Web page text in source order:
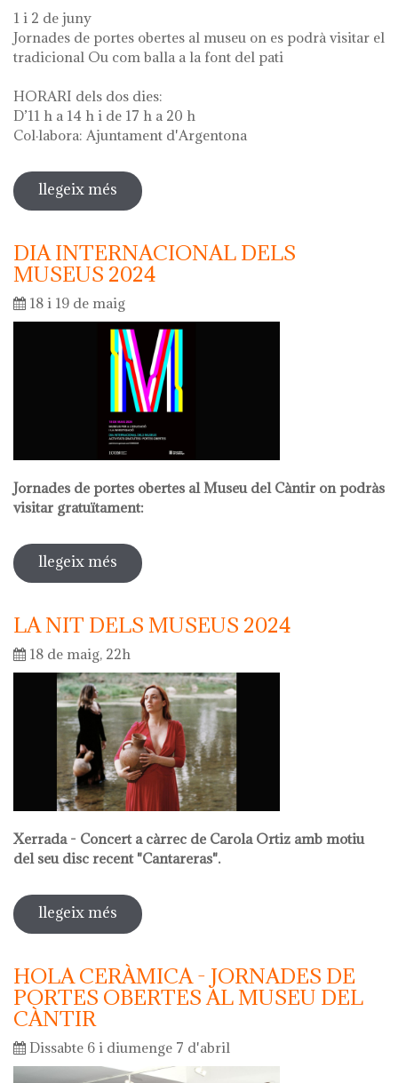
1 i 2 de juny
Jornades de portes obertes al museu on es podrà visitar el
tradicional Ou com balla a la font del pati
HORARI dels dos dies:
D’11 h a 14 h i de 17 h a 20 h
Col·labora: Ajuntament d'Argentona
llegeix més sobre diada de la flor - l'ou com balla
a la font
DIA INTERNACIONAL DELS
MUSEUS 2024
18 i 19 de maig
Jornades de portes obertes al Museu del Càntir on podràs
visitar gratuïtament:
llegeix més sobre dia internacional dels museus
2024
LA NIT DELS MUSEUS 2024
18 de maig, 22h
Xerrada - Concert a càrrec de Carola Ortiz amb motiu
del seu disc recent "Cantareras".
llegeix més sobre la nit dels museus 2024
HOLA CERÀMICA - JORNADES DE
PORTES OBERTES AL MUSEU DEL
CÀNTIR
Dissabte 6 i diumenge 7 d'abril